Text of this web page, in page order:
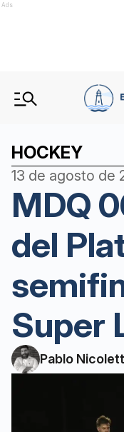
Ads
HOCKEY
13 de agosto de
MDQ
del
Super
Pablo